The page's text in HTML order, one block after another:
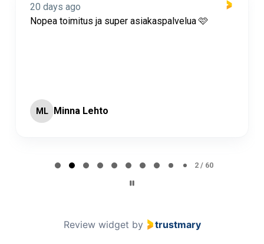
20 days ago
Nopea toimitus ja super asiakaspalvelua 🩷
ML Minna Lehto
2 / 60
Review widget by trustmary